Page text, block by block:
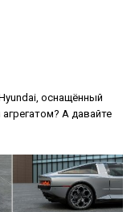
оснащённый
А давайте